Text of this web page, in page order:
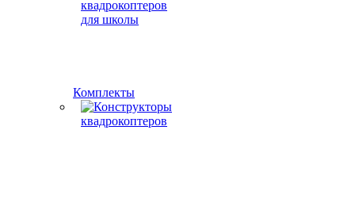
Комплекты